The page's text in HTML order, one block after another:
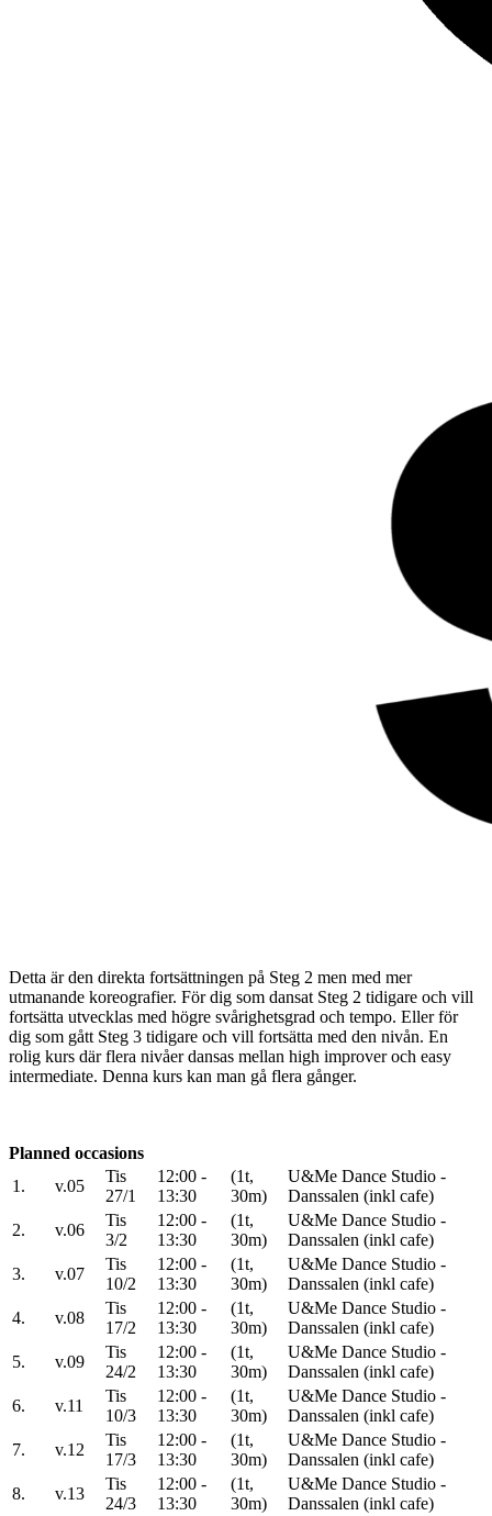
Detta är den direkta fortsättningen på Steg 2 men med mer
utmanande koreografier. För dig som dansat Steg 2 tidigare och vill
fortsätta utvecklas med högre svårighetsgrad och tempo. Eller för
dig som gått Steg 3 tidigare och vill fortsätta med den nivån. En
rolig kurs där flera nivåer dansas mellan high improver och easy
intermediate. Denna kurs kan man gå flera gånger.
Planned occasions
1.
v.05
Tis
27/1
12:00 -
13:30
(1t,
30m)
U&Me Dance Studio -
Danssalen (inkl cafe)
2.
v.06
Tis
3/2
12:00 -
13:30
(1t,
30m)
U&Me Dance Studio -
Danssalen (inkl cafe)
3.
v.07
Tis
10/2
12:00 -
13:30
(1t,
30m)
U&Me Dance Studio -
Danssalen (inkl cafe)
4.
v.08
Tis
17/2
12:00 -
13:30
(1t,
30m)
U&Me Dance Studio -
Danssalen (inkl cafe)
5.
v.09
Tis
24/2
12:00 -
13:30
(1t,
30m)
U&Me Dance Studio -
Danssalen (inkl cafe)
6.
v.11
Tis
10/3
12:00 -
13:30
(1t,
30m)
U&Me Dance Studio -
Danssalen (inkl cafe)
7.
v.12
Tis
17/3
12:00 -
13:30
(1t,
30m)
U&Me Dance Studio -
Danssalen (inkl cafe)
8.
v.13
Tis
24/3
12:00 -
13:30
(1t,
30m)
U&Me Dance Studio -
Danssalen (inkl cafe)